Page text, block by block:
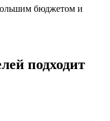
бюджетом и
подходит